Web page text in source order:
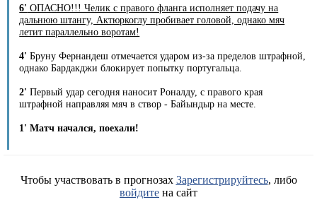
6' ОПАСНО!!! Челик с правого фланга исполняет подачу на
дальнюю штангу, Актюркоглу пробивает головой, однако мяч
летит параллельно воротам!
4' Бруну Фернандеш отмечается ударом из-за пределов штрафной,
однако Бардакджи блокирует попытку португальца.
2' Первый удар сегодня наносит Роналду, с правого края
штрафной направляя мяч в створ - Байындыр на месте.
1' Матч начался, поехали!
Чтобы участвовать в прогнозах Зарегистрируйтесь, либо
войдите на сайт